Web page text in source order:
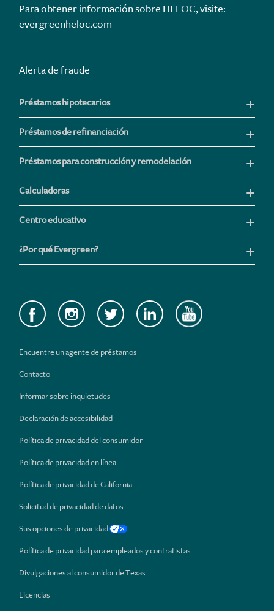
Para obtener información sobre HELOC, visite:
evergreenheloc.com
Alerta de fraude
Préstamos hipotecarios
Préstamos de refinanciación
Préstamos para construcción y remodelación
Calculadoras
Centro educativo
¿Por qué Evergreen?
Encuentre un agente de préstamos
Contacto
Informar sobre inquietudes
Declaración de accesibilidad
Política de privacidad del consumidor
Política de privacidad en línea
Política de privacidad de California
Solicitud de privacidad de datos
Sus opciones de privacidad
Política de privacidad para empleados y contratistas
Divulgaciones al consumidor de Texas
Licencias